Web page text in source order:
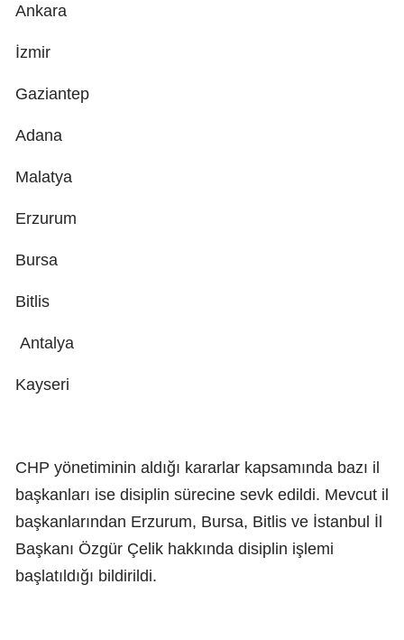
Ankara
İzmir
Gaziantep
Adana
Malatya
Erzurum
Bursa
Bitlis
Antalya
Kayseri
CHP yönetiminin aldığı kararlar kapsamında bazı il
başkanları ise disiplin sürecine sevk edildi. Mevcut il
başkanlarından Erzurum, Bursa, Bitlis ve İstanbul İl
Başkanı Özgür Çelik hakkında disiplin işlemi
başlatıldığı bildirildi.